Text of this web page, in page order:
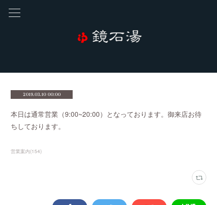
2019.03.10 00:00
本日は通常営業（9:00~20:00）となっております。御来店お待
ちしております。
営業案内(154)